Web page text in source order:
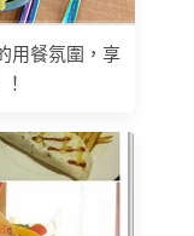
用餐氛圍，享